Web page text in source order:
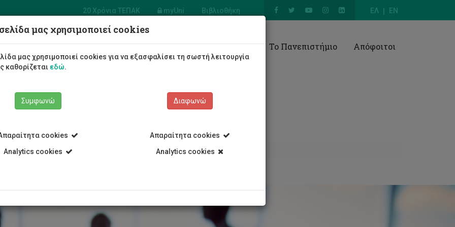
ΕΛ EN
20 Χρόνια ΤΕΠΑΚ myUni Βιβλιοθήκη
Φοιτητές/τριες Σπουδές Έρευνα Το Πανεπιστήμιο Απόφοιτοι
Υπηρεσία Ανθρώπινου Δυναμικού Εργοδότηση
μας χρησιμοποιεί cookies
μας χρησιμοποιεί cookies για να εξασφαλίσει τη σωστή λειτουργία
καθορίζεται εδώ.
Συμφωνώ
cookies
Analytics cookies
Διαφωνώ
Απαραίτητα cookies
Analytics cookies